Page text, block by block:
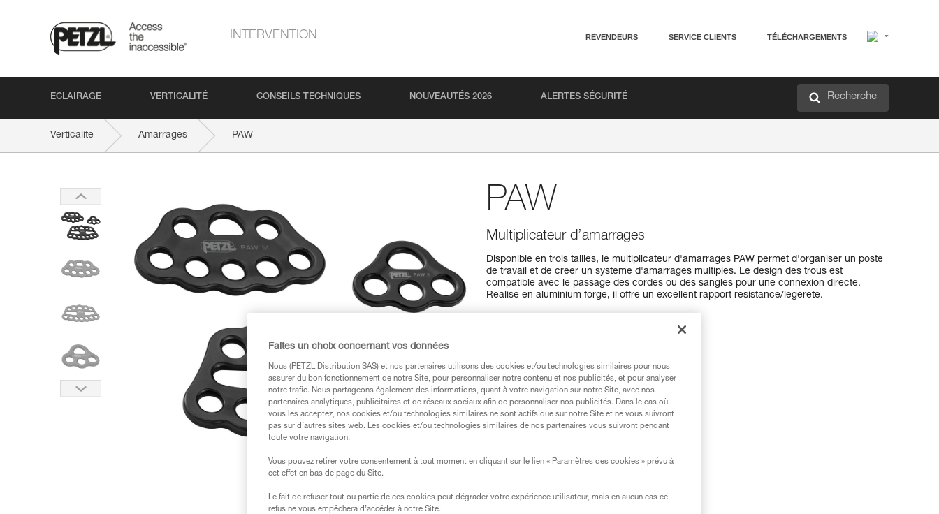
INTERVENTION REVENDEURS SERVICE CLIENTS TÉLÉCHARGEMENTS
ECLAIRAGE VERTICALITÉ CONSEILS TECHNIQUES NOUVEAUTÉS 2026 ALERTES SÉCURITÉ Recherche
Verticalite Amarrages PAW
PAW
Multiplicateur d’amarrages
Disponible en trois tailles, le multiplicateur d'amarrages PAW permet d'organiser un poste
de travail et de créer un système d'amarrages multiples. Le design des trous est
compatible avec le passage des cordes ou des sangles pour une connexion directe.
Réalisé en aluminium forgé, il offre un excellent rapport résistance/légèreté.
Faites un choix concernant vos données
Nous (PETZL Distribution SAS) et nos partenaires utilisons des cookies et/ou technologies similaires pour nous
assurer du bon fonctionnement de notre Site, pour personnaliser notre contenu et nos publicités, et pour analyser
notre trafic. Nous partageons également des informations, quant à votre navigation sur notre Site, avec nos
partenaires analytiques, publicitaires et de réseaux sociaux afin de personnaliser nos publicités. Dans le cas où
vous les acceptez, nos cookies et/ou technologies similaires ne sont actifs que sur notre Site et ne vous suivront
pas sur d’autres sites web. Les cookies et/ou technologies similaires de nos partenaires vous suivront pendant
toute votre navigation.
Vous pouvez retirer votre consentement à tout moment en cliquant sur le lien « Paramètres des cookies » prévu à
cet effet en bas de page du Site.
Le fait de refuser tout ou partie de ces cookies peut dégrader votre expérience utilisateur, mais en aucun cas ce
refus ne vous empêchera d’accéder à notre Site.